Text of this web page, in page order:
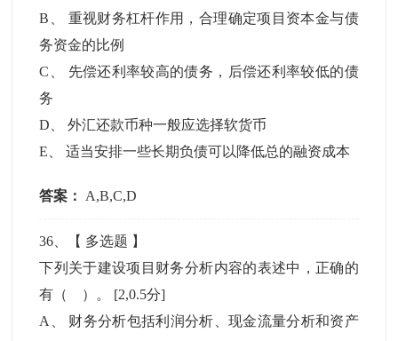
B
重视财务杠杆作用，合理确定项目资本金与债
务资金的比例
C
先偿还利率较高的债务，后偿还利率较低的债
务
D 、外汇还款币种一般应选择软货币
E 、适当安排一些长期负债可以降低总的融资成本
答案： A,B,C,D
36 、【 多选题 】
下列关于建设项目财务分析内容的表述中，正确的
有（ ）。 [2,0.5分]
A
财务分析包括利润分析、现金流量分析和资产